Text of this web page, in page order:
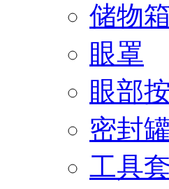
储物箱
眼罩
眼部
密封
工具